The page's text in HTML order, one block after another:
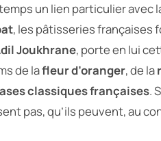
un lien particulier avec
, les pâtisseries françaises
Joukhrane, porte en lui
de lafleur d’oranger, de la
classiques françaises.
pas, qu’ils peuvent, au